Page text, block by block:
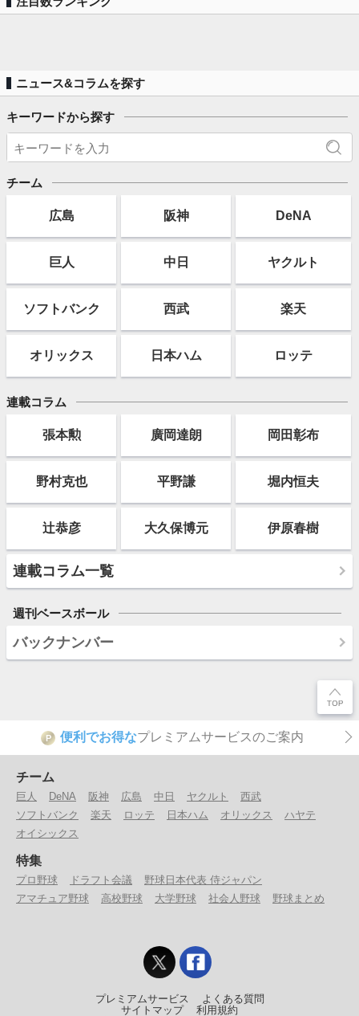
ニュース&コラムを探す
キーワードから探す
チーム
広島 阪神 DeNA
巨人 中日 ヤクルト
ソフトバンク 西武 楽天
オリックス 日本ハム ロッテ
連載コラム
張本勲 廣岡達朗 岡田彰布
野村克也 平野謙 堀内恒夫
辻恭彦 大久保博元 伊原春樹
連載コラム一覧
週刊ベースボール
バックナンバー
P 便利でお得なプレミアムサービスのご案内
チーム
巨人 DeNA 阪神 広島 中日 ヤクルト
西武
ソフトバンク
楽天 ロッテ 日本ハム オリックス
ハヤテ
オイシックス
特集
プロ野球 ドラフト会議
野球日本代表 侍ジャパン
アマチュア野球
高校野球 大学野球 社会人野球 野球まとめ
プレミアムサービス
よくある質問
サイトマップ
利用規約